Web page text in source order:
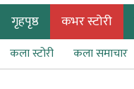
गृहपृष्ठ कभर स्टोरी
कला स्टोरी कला समाचार